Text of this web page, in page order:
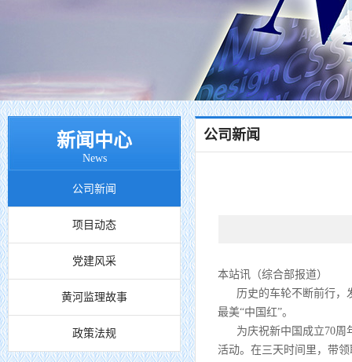
新闻中心
News
公司新闻
项目动态
党建风采
黄河监理故事
政策法规
公司新闻
本站讯（综合部报道）
历史的车轮不断前行，
最美“中国红”。
为庆祝新中国成立70周年
活动。在三天时间里，带